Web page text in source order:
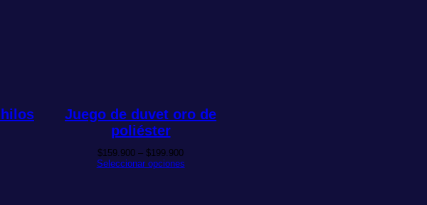
Juego de duvet oro de
poliéster
$159.900 – $199.900Rango
de
Seleccionar opciones